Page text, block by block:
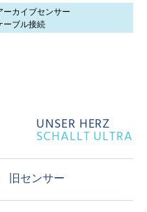
ーカイブセンサー
ーブル接続
UNSER HERZ
SCHALLT ULTRA
旧センサー